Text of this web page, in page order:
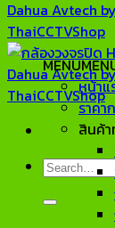
Search
MENU
หน้าแ
ราคา
สินค้